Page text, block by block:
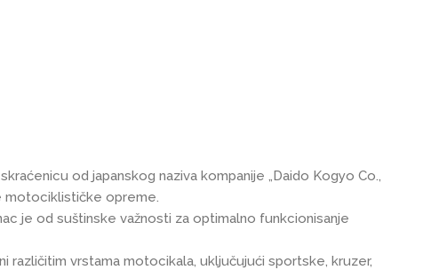
od japanskog naziva kompanije „Daido Kogyo Co.,
motociklističke opreme.
je od suštinske važnosti za optimalno funkcionisanje
različitim vrstama motocikala, uključujući sportske, kruzer,